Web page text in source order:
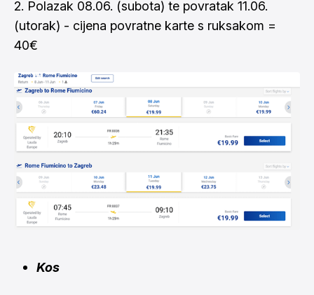
2. Polazak 08.06. (subota) te povratak 11.06.
(utorak) - cijena povratne karte s ruksakom =
40€
Kos